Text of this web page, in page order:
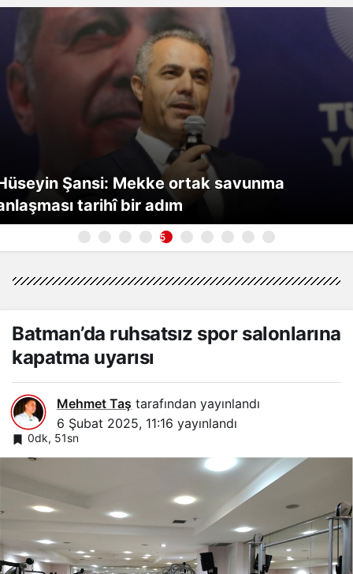
Şansi: Mekke ortak savunma
tarihî bir adım
6
Batman’da ruhsatsız spor salonlarına
kapatma uyarısı
Mehmet Taş tarafından yayınlandı
6 Şubat 2025, 11:16 yayınlandı
0dk, 51sn